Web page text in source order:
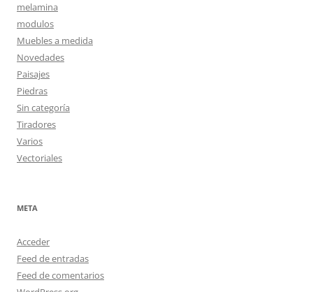
melamina
modulos
Muebles a medida
Novedades
Paisajes
Piedras
Sin categoría
Tiradores
Varios
Vectoriales
META
Acceder
Feed de entradas
Feed de comentarios